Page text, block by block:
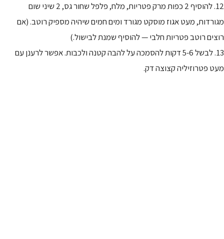
12. להוסיף 2 כפות מרק פטריות, מלח, פלפל שחור גס, 2 שיני שום
מגורדות, מעט אגוז מוסקט מגורד ומים חמים שיהיה מספיק רוטב. (אם
רוצים רוטב פטריות חלבי — להוסיף שמנת לבישול.)
13. לבשל 5-6 דקות להסמכה על להבה קטנה ולכבות. אפשר לרענן עם
מעט פטרוזיליה קצוצה דק.